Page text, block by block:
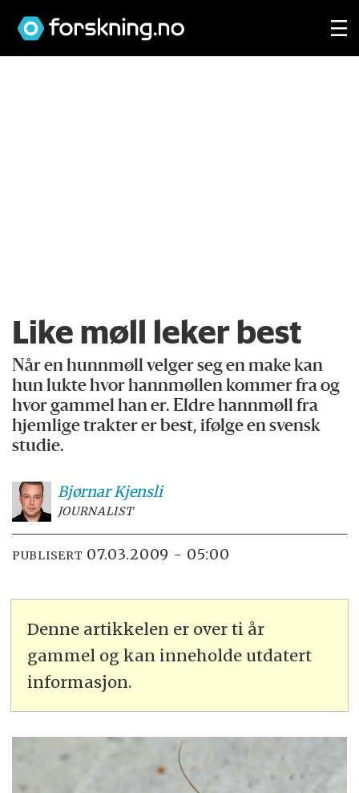
Like møll leker best
Når en hunnmøll velger seg en make kan
hun lukte hvor hannmøllen kommer fra og
hvor gammel han er. Eldre hannmøll fra
hjemlige trakter er best, ifølge en svensk
studie.
BjørnarKjensli
JOURNALIST
PUBLISERT 07.03.2009 - 05:00
Denne artikkelen er over ti år
gammel og kan inneholde utdatert
informasjon.